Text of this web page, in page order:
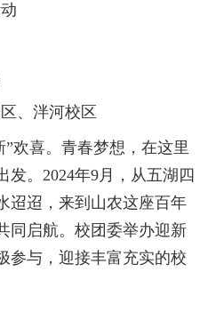
、泮河校区
”欢喜。青春梦想，在这里
发。2024年9月，从五湖四
迢迢，来到山农这座百年
同启航。校团委举办迎新
参与，迎接丰富充实的校